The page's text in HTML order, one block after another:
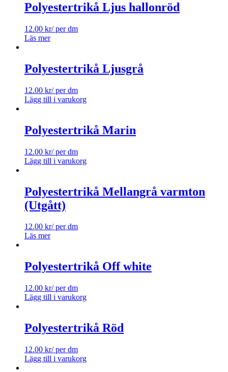
Polyestertrikå Ljus hallonröd
12.00 kr/ per dm
Läs mer
Polyestertrikå Ljusgrå
12.00 kr/ per dm
Lägg till i varukorg
Polyestertrikå Marin
12.00 kr/ per dm
Lägg till i varukorg
Polyestertrikå Mellangrå varmton
(Utgått)
12.00 kr/ per dm
Läs mer
Polyestertrikå Off white
12.00 kr/ per dm
Lägg till i varukorg
Polyestertrikå Röd
12.00 kr/ per dm
Lägg till i varukorg